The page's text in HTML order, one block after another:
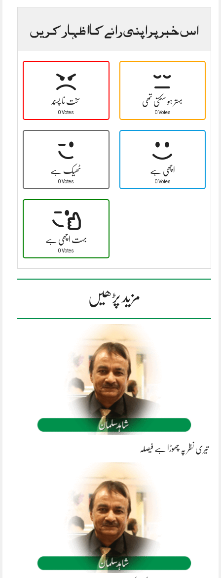
اس خبر پر اپنی رائے کا اظہار کریں
سخت نا پسند
0 Votes
بہتر ہو سکتی تھی
0 Votes
ٹھیک ہے
0 Votes
اچھی ہے
0 Votes
بہت اچھی ہے
0 Votes
مزید پڑھیں
تیری نظر پہ چھوڑا ہے فیصلہ